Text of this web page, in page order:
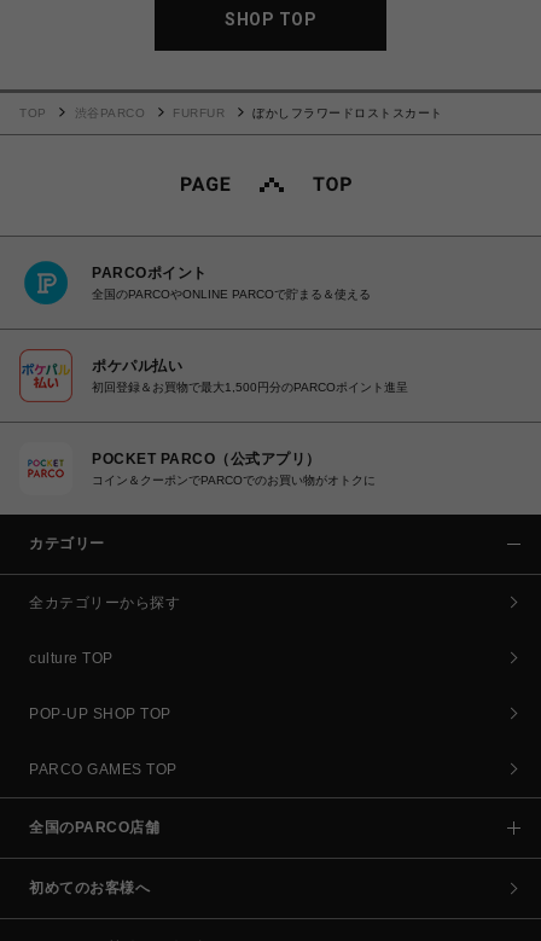
SHOP TOP
TOP 渋谷PARCO FURFUR ぼかしフラワードロストスカート
PARCOポイント
全国のPARCOやONLINE PARCOで貯まる＆使える
ポケパル払い
初回登録＆お買物で最大1,500円分のPARCOポイント進呈
POCKET PARCO（公式アプリ）
コイン＆クーポンでPARCOでのお買い物がオトクに
カテゴリー
全カテゴリーから探す
culture TOP
POP-UP SHOP TOP
PARCO GAMES TOP
全国のPARCO店舗
初めてのお客様へ